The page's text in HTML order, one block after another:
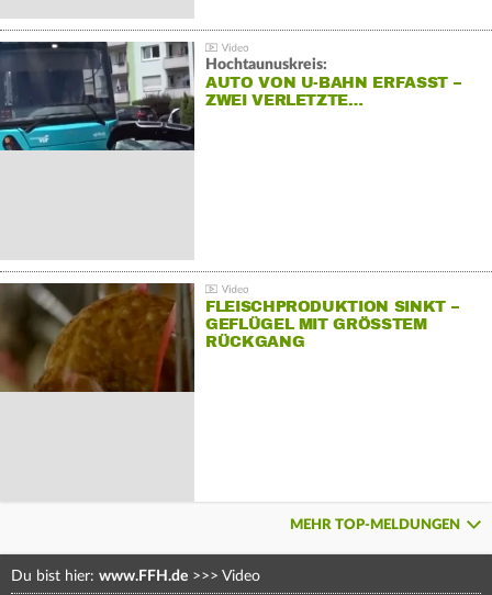
Hochtaunuskreis:
AUTO VON U-BAHN ERFASST –
ZWEI VERLETZTE…
FLEISCHPRODUKTION SINKT –
GEFLÜGEL MIT GRÖSSTEM R
ÜCKGANG
MEHR TOP-MELDUNGEN
Du bist hier: www.FFH.de >>> Video